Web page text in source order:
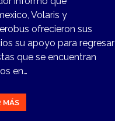
Volaris y
ofrecieron sus
su apoyo para regresar
que se encuentran
en…
MÁS